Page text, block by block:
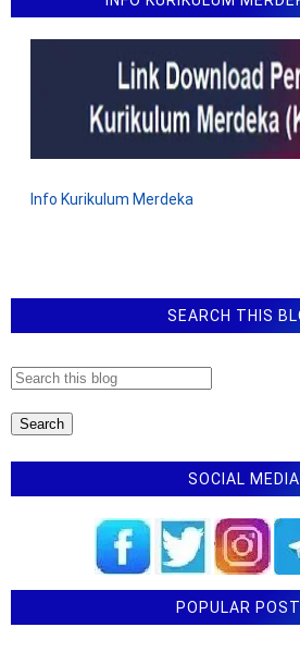
Implementasi Kurikulum
PMA Nomor 4 Tahun 2025
Non ASN Kemenag
Juknis Penulisan Ijazah
Pondok Pesantren Salafiyah
Peraturan BRIN Nomor 3
Pendidikan Keagamaan Islam
Info Kurikulum Merdeka
SEARCH THIS
SOCIAL MEDIA
POPULAR